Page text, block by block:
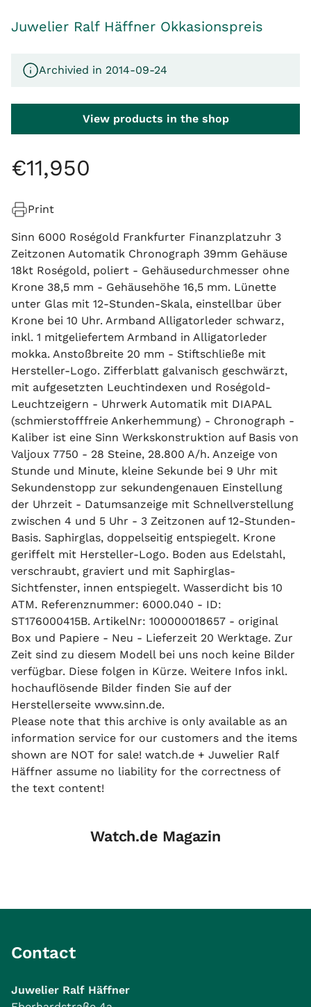
Juwelier Ralf Häffner Okkasionspreis
Archivied in 2014-09-24
View products in the shop
€11,950
Print
Sinn 6000 Roségold Frankfurter Finanzplatzuhr 3
Zeitzonen Automatik Chronograph 39mm Gehäuse
18kt Roségold, poliert - Gehäusedurchmesser ohne
Krone 38,5 mm - Gehäusehöhe 16,5 mm. Lünette
unter Glas mit 12-Stunden-Skala, einstellbar über
Krone bei 10 Uhr. Armband Alligatorleder schwarz,
inkl. 1 mitgeliefertem Armband in Alligatorleder
mokka. Anstoßbreite 20 mm - Stiftschließe mit
Hersteller-Logo. Zifferblatt galvanisch geschwärzt,
mit aufgesetzten Leuchtindexen und Roségold-
Leuchtzeigern - Uhrwerk Automatik mit DIAPAL
(schmierstofffreie Ankerhemmung) - Chronograph -
Kaliber ist eine Sinn Werkskonstruktion auf Basis von
Valjoux 7750 - 28 Steine, 28.800 A/h. Anzeige von
Stunde und Minute, kleine Sekunde bei 9 Uhr mit
Sekundenstopp zur sekundengenauen Einstellung
der Uhrzeit - Datumsanzeige mit Schnellverstellung
zwischen 4 und 5 Uhr - 3 Zeitzonen auf 12-Stunden-
Basis. Saphirglas, doppelseitig entspiegelt. Krone
geriffelt mit Hersteller-Logo. Boden aus Edelstahl,
verschraubt, graviert und mit Saphirglas-
Sichtfenster, innen entspiegelt. Wasserdicht bis 10
ATM. Referenznummer: 6000.040 - ID:
ST176000415B. ArtikelNr: 100000018657 - original
Box und Papiere - Neu - Lieferzeit 20 Werktage. Zur
Zeit sind zu diesem Modell bei uns noch keine Bilder
verfügbar. Diese folgen in Kürze. Weitere Infos inkl.
hochauflösende Bilder finden Sie auf der
Herstellerseite www.sinn.de.
Please note that this archive is only available as an
information service for our customers and the items
shown are NOT for sale! watch.de + Juwelier Ralf
Häffner assume no liability for the correctness of
the text content!
Watch.de Magazin
Contact
Juwelier Ralf Häffner